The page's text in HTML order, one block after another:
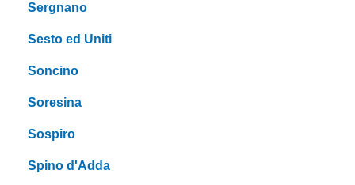
Sergnano
Sesto ed Uniti
Soncino
Soresina
Sospiro
Spino d'Adda